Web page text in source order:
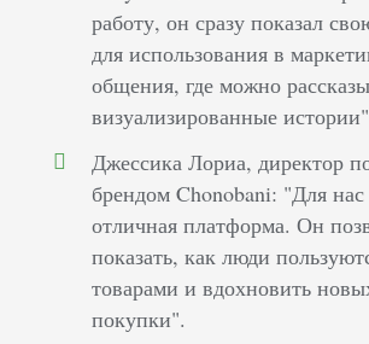
работу, он сразу показал
для использования в
общения, где можно
визуализированные
Джессика Лориа, директор
брендом Chonobani: "Для
отличная платформа. Он
показать, как люди
товарами и вдохновить
покупки".